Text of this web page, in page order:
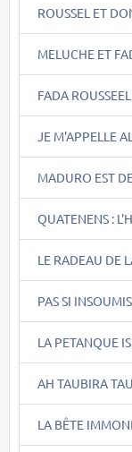
ROUSSEL ET
MELUCHE ET
FADA
JE M'APPELLE
MADURO EST
QUATENENS :
LE RADEAU DE
PAS SI
LA PETANQUE
AH TAUBIRA
LA BÊTE